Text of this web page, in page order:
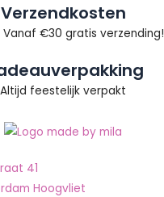
Verzendkosten
Vanaf €30 gratis verzending!
Altijd feestelijk verpakt
41
Hoogvliet